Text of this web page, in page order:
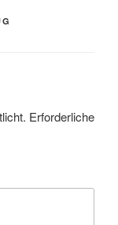
Erforderliche